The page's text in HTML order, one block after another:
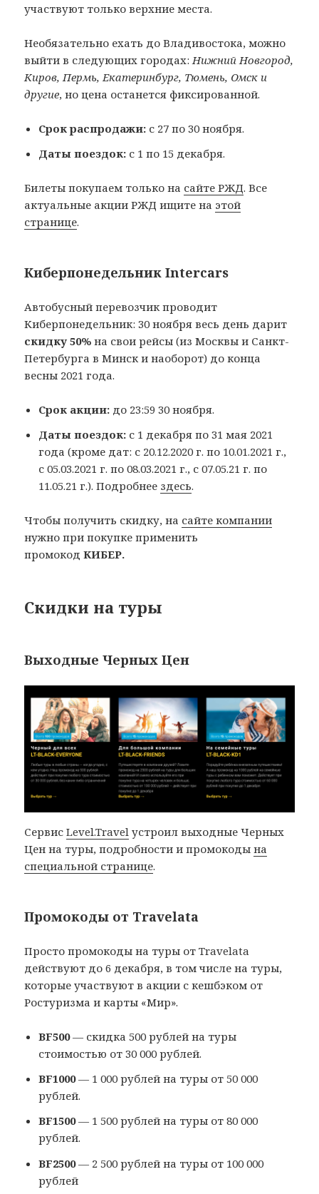
участвуют только верхние места.
Необязательно ехать до Владивостока, можно
выйти в следующих городах: Нижний Новгород,
Киров, Пермь, Екатеринбург, Тюмень, Омск и
другие, но цена останется фиксированной.
Срок распродажи: с 27 по 30 ноября.
Даты поездок: с 1 по 15 декабря.
Билеты покупаем только на сайте РЖД. Все
актуальные акции РЖД ищите на этой
странице.
Киберпонедельник Intercars
Автобусный перевозчик проводит
Киберпонедельник: 30 ноября весь день дарит
скидку 50% на свои рейсы (из Москвы и Санкт-
Петербурга в Минск и наоборот) до конца
весны 2021 года.
Срок акции: до 23:59 30 ноября.
Даты поездок: с 1 декабря по 31 мая 2021
года (кроме дат: с 20.12.2020 г. по 10.01.2021 г.,
с 05.03.2021 г. по 08.03.2021 г., с 07.05.21 г. по
11.05.21 г.). Подробнее здесь.
Чтобы получить скидку, на сайте компании
нужно при покупке применить
промокодКИБЕР.
Скидки на туры
Выходные Черных Цен
СервисLevel.Travel устроил выходные Черных
Цен на туры, подробности и промокодына
специальной странице.
Промокоды от Travelata
Просто промокоды на туры от Travelata
действуют до 6 декабря, в том числе на туры,
которые участвуют в акции с кешбэком от
Ростуризма и карты «Мир».
BF500— скидка 500 рублей на туры
стоимостью от 30 000 рублей.
BF1000— 1 000 рублей на туры от 50 000
рублей.
BF1500— 1 500 рублей на туры от 80 000
рублей.
BF2500— 2 500 рублей на туры от 100 000
рублей